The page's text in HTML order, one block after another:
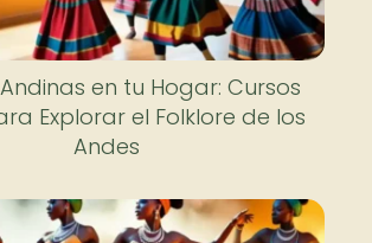
en tu Hogar: Cursos
Explorar el Folklore de los
Andes